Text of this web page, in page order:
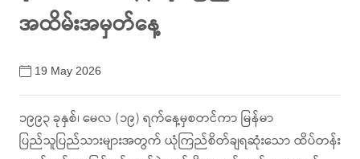
အထိမ်းအမှတ်နေ့
19 May 2026
၁၉၉၃ ခုနှစ်၊ မေလ (၁၉) ရက်နေ့မှစတင်ကာ မြန်မာ
ပြည်သူပြည်သားများအတွက် ယုံကြည်စိတ်ချရဆုံးသော ထိပ်တန်း